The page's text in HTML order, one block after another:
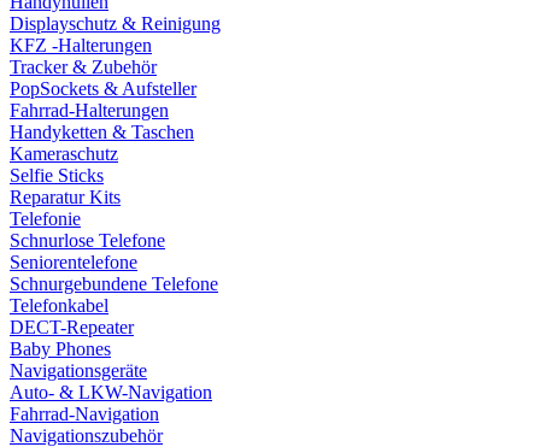
Displayschutz & Reinigung
KFZ -Halterungen
Tracker & Zubehör
PopSockets & Aufsteller
Fahrrad-Halterungen
Handyketten & Taschen
Kameraschutz
Selfie Sticks
Reparatur Kits
Telefonie
Schnurlose Telefone
Seniorentelefone
Schnurgebundene Telefone
Telefonkabel
DECT-Repeater
Baby Phones
Navigationsgeräte
Auto- & LKW-Navigation
Fahrrad-Navigation
Navigationszubehör